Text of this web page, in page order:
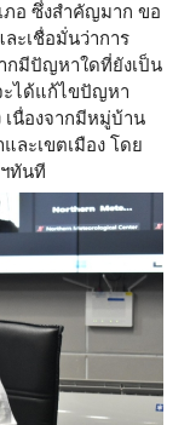
ภอ ซึ่งสำคัญมาก ขอ
ะเชื่อมั่นว่าการ
กมีปัญหาใดที่ยังเป็น
ะได้แก้ไขปัญหา
เนื่องจากมีหมู่บ้าน
ละเขตเมือง โดย
ทันที